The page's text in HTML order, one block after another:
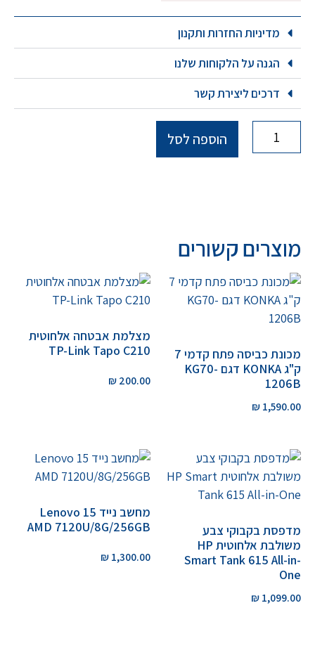
מדיניות החזרות ותקנון
הגנה על הלקוחות שלנו
דרכים ליצירת קשר
הוספה לסל
מוצרים קשורים
מכונת כביסה פתח קדמי 7
ק"ג KONKA דגם KG70-
1206B
1,590.00
₪
מצלמת אבטחה אלחוטית
TP-Link Tapo C210
200.00
₪
מדפסת בקבוקי צבע
משולבת אלחוטית HP
Smart Tank 615 All-in-
One
1,099.00
₪
מחשב נייד Lenovo 15
AMD 7120U/8G/256GB
1,300.00
₪